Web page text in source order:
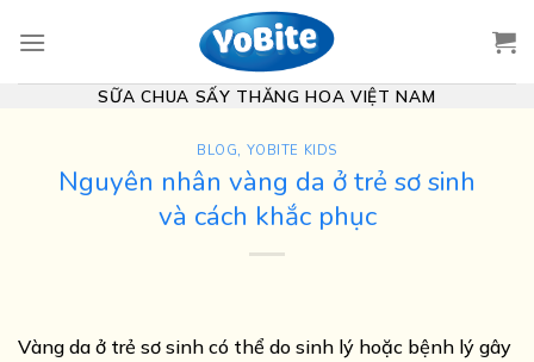
SỮA CHUA SẤY THĂNG HOA VIỆT NAM
BLOG, YOBITE KIDS
Nguyên nhân vàng da ở trẻ sơ sinh
và cách khắc phục
Vàng da ở trẻ sơ sinh có thể do sinh lý hoặc bệnh lý gây